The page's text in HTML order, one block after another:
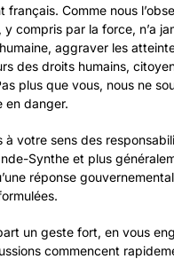
français. Comme nous
compris par la force, n’a
aggraver les
des droits humains,
plus que vous, nous ne
en danger.
à votre sens des
Synthe et plus
réponse
un geste fort, en vous
commencent